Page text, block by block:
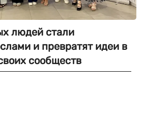
людей стали
и превратят идеи в
сообществ